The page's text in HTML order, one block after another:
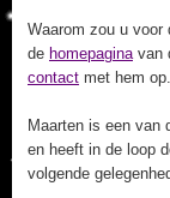
Waarom zou u voor
de homepaginavan
contact met hem op.
Maarten is een van
en heeft in de loop
volgende